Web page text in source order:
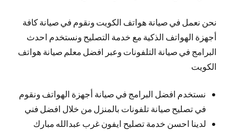
نحن نعمل في صيانة هواتف الكويت ونقوم في صيانة كافة
أجهزة الهواتف الذكية مع خدمة التصليح ونستخدم احدث
البرامج في صيانة التلفونات وعبر افضل معلم صيانة هواتف
الكويت
نستخدم افضل البرامج في صيانة أجهزة الهواتف ونقوم
في تصليح صيانة تلفونات بالمنزل من خلال افضل فني
لدينا احسن خدمة تصليح ايفون غرب عبدالله مبارك